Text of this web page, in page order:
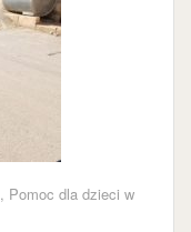
, Pomoc dla dzieci w